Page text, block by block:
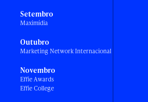
Setembro
Maximídia
Outubro
Marketing Network Internacional
Novembro
Effie Awards
Effie College